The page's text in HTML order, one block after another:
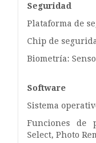
Seguridad
Plataforma de
Chip de
Biometría:
Software
Sistema
Funciones de
Select, Photo